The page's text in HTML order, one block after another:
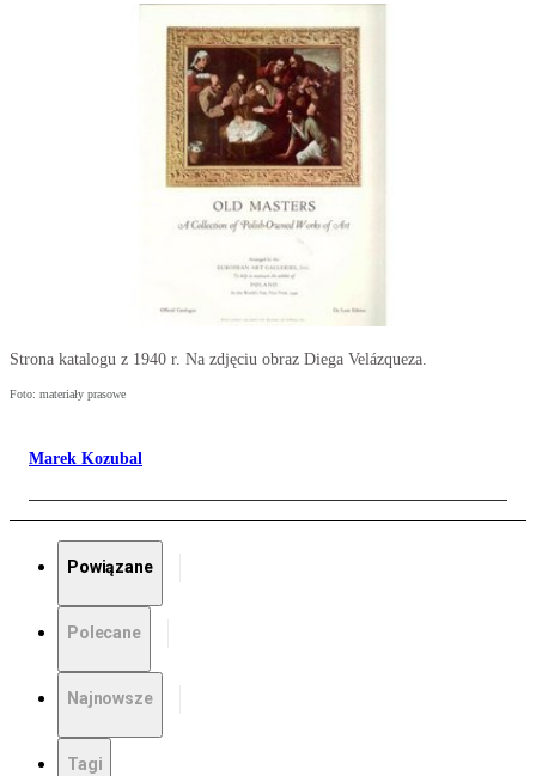
Strona katalogu z 1940 r. Na zdjęciu obraz Diega Velázqueza.
Foto: materiały prasowe
Marek Kozubal
Powiązane
Polecane
Najnowsze
Tagi